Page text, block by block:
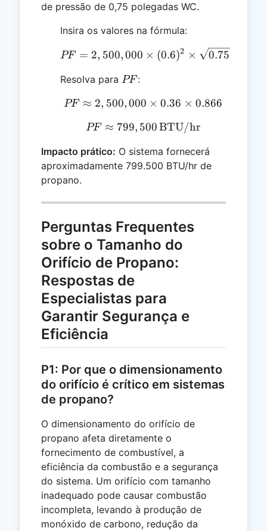
de pressão de 0,75 polegadas WC.
Insira os valores na fórmula:
PF = 2,500,000 \times
PF = 2, 500,000 × (0.6)2 × 0.75
Resolva para PF
PF :
PF ≈ 2,500,000 \times
PF ≈ 2, 500,000 × 0.36 × 0.866
PF ≈ 799,500 \,
PF ≈ 799, 500 BTU/hr
Impacto prático: O sistema fornecerá
aproximadamente 799.500 BTU/hr de
propano.
Perguntas Frequentes
sobre o Tamanho do
Orifício de Propano:
Respostas de
Especialistas para
Garantir Segurança e
Eficiência
P1: Por que o dimensionamento
do orifício é crítico em sistemas
de propano?
O dimensionamento do orifício de
propano afeta diretamente o
fornecimento de combustível, a
eficiência da combustão e a segurança
do sistema. Um orifício com tamanho
inadequado pode causar combustão
incompleta, levando à produção de
monóxido de carbono, redução da